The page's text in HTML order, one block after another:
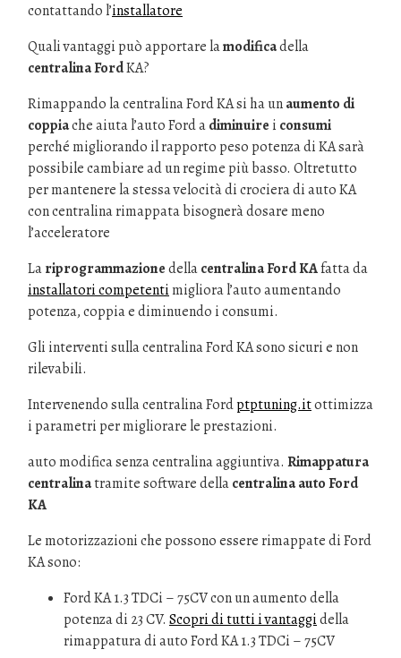
contattando l’installatore
Quali vantaggi può apportare lamodificadella
centralina FordKA?
Rimappando la centralina Ford KA si ha unaumento di
coppiache aiuta l’auto Ford adiminuire i consumi
perché migliorando il rapporto peso potenza di KA sarà
possibile cambiare ad un regime più basso. Oltretutto
per mantenere la stessa velocità di crociera di auto KA
con centralina rimappata bisognerà dosare meno
l’acceleratore
Lariprogrammazionedellacentralina Ford KAfatta da
installatori competenti migliora l’auto aumentando
potenza, coppia e diminuendo i consumi.
Gli interventi sulla centralina Ford KA sono sicuri e non
rilevabili.
Intervenendo sulla centralina Fordptptuning.itottimizza
i parametri per migliorare le prestazioni.
auto modifica senza centralina aggiuntiva. Rimappatura
centralinatramite software dellacentralina auto Ford
KA
Le motorizzazioni che possono essere rimappate di Ford
KA sono:
Ford KA 1.3 TDCi – 75CV con un aumento della
potenza di 23 CV. Scopri di tutti i vantaggidella
rimappatura di auto Ford KA 1.3 TDCi – 75CV